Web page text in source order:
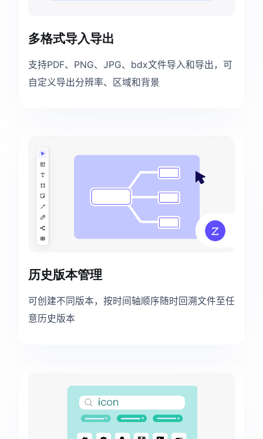
多格式导入导出
支持PDF、PNG、JPG、bdx文件导入和导出，可
自定义导出分辨率、区域和背景
历史版本管理
可创建不同版本，按时间轴顺序随时回溯文件至任
意历史版本